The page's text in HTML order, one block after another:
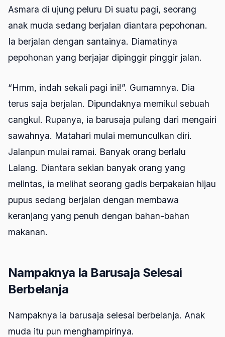
Asmara di ujung peluru Di suatu pagi, seorang
anak muda sedang berjalan diantara pepohonan.
Ia berjalan dengan santainya. Diamatinya
pepohonan yang berjajar dipinggir pinggir jalan.
“Hmm, indah sekali pagi ini!”. Gumamnya. Dia
terus saja berjalan. Dipundaknya memikul sebuah
cangkul. Rupanya, ia barusaja pulang dari mengairi
sawahnya. Matahari mulai memunculkan diri.
Jalanpun mulai ramai. Banyak orang berlalu
Lalang. Diantara sekian banyak orang yang
melintas, ia melihat seorang gadis berpakaian hijau
pupus sedang berjalan dengan membawa
keranjang yang penuh dengan bahan-bahan
makanan.
Nampaknya Ia Barusaja Selesai
Berbelanja
Nampaknya ia barusaja selesai berbelanja. Anak
muda itu pun menghampirinya.